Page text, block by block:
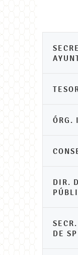
ÓRG.
DIR.
DE SP